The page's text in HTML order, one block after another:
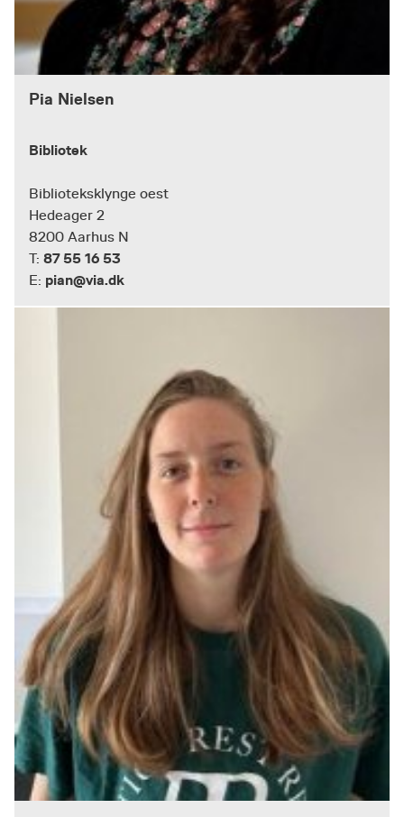
Pia Nielsen
Bibliotek
Biblioteksklynge oest
Hedeager 2
8200 Aarhus N
T: 87 55 16 53
E: pian@via.dk